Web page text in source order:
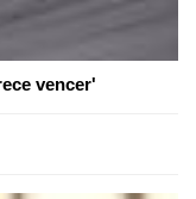
vencer'